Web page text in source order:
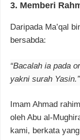
3. Memberi
Daripada Ma’qal
bersabda:
“Bacalah ia pada
yakni surah Yasin.”
Imam Ahmad
oleh Abu al-
kami, berkata